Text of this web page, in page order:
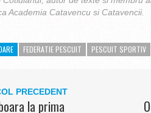
Academia Catavencu si Catavencii.
FEDERATIE PESCUIT PESCUIT SPORTIV
PRECEDENT
la prima